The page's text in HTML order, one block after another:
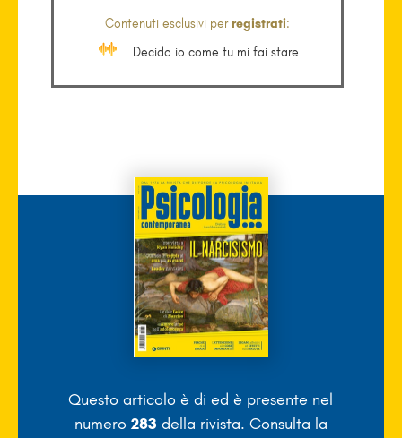
Contenuti esclusivi perregistrati:
Decido io come tu mi fai stare
Questo articolo è died è presente nel
numero 283 della rivista. Consulta la